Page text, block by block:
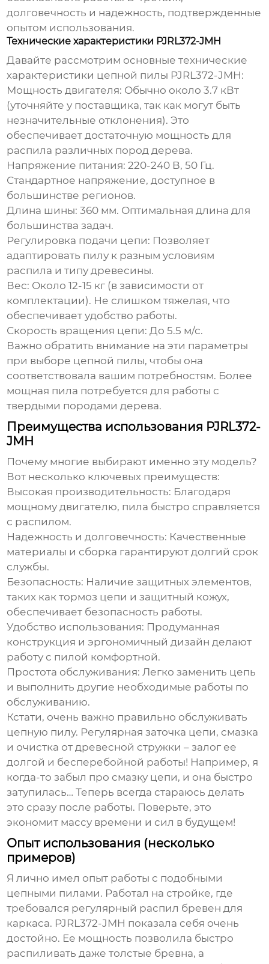
долговечность и надежность, подтвержденные
опытом использования.
Технические характеристики PJRL372-JMH
Давайте рассмотрим основные технические
характеристики цепной пилы PJRL372-JMH:
Мощность двигателя: Обычно около 3.7 кВт
(уточняйте у поставщика, так как могут быть
незначительные отклонения). Это
обеспечивает достаточную мощность для
распила различных пород дерева.
Напряжение питания: 220-240 В, 50 Гц.
Стандартное напряжение, доступное в
большинстве регионов.
Длина шины: 360 мм. Оптимальная длина для
большинства задач.
Регулировка подачи цепи: Позволяет
адаптировать пилу к разным условиям
распила и типу древесины.
Вес: Около 12-15 кг (в зависимости от
комплектации). Не слишком тяжелая, что
обеспечивает удобство работы.
Скорость вращения цепи: До 5.5 м/с.
Важно обратить внимание на эти параметры
при выборе цепной пилы, чтобы она
соответствовала вашим потребностям. Более
мощная пила потребуется для работы с
твердыми породами дерева.
Преимущества использования PJRL372-
JMH
Почему многие выбирают именно эту модель?
Вот несколько ключевых преимуществ:
Высокая производительность: Благодаря
мощному двигателю, пила быстро справляется
с распилом.
Надежность и долговечность: Качественные
материалы и сборка гарантируют долгий срок
службы.
Безопасность: Наличие защитных элементов,
таких как тормоз цепи и защитный кожух,
обеспечивает безопасность работы.
Удобство использования: Продуманная
конструкция и эргономичный дизайн делают
работу с пилой комфортной.
Простота обслуживания: Легко заменить цепь
и выполнить другие необходимые работы по
обслуживанию.
Кстати, очень важно правильно обслуживать
цепную пилу. Регулярная заточка цепи, смазка
и очистка от древесной стружки – залог ее
долгой и бесперебойной работы! Например, я
когда-то забыл про смазку цепи, и она быстро
затупилась… Теперь всегда стараюсь делать
это сразу после работы. Поверьте, это
экономит массу времени и сил в будущем!
Опыт использования (несколько
примеров)
Я лично имел опыт работы с подобными
цепными пилами. Работал на стройке, где
требовался регулярный распил бревен для
каркаса. PJRL372-JMH показала себя очень
достойно. Ее мощность позволила быстро
распиливать даже толстые бревна, а